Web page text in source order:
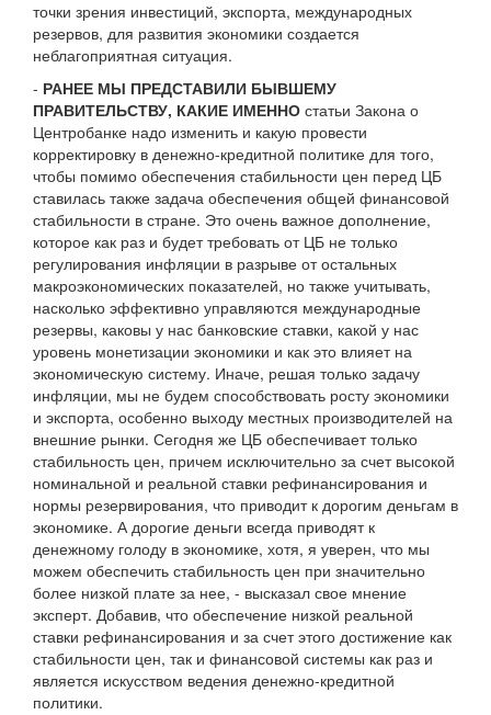
точки зрения инвестиций, экспорта, международных
резервов, для развития экономики создается
неблагоприятная ситуация.
- РАНЕЕ МЫ ПРЕДСТАВИЛИ БЫВШЕМУ
ПРАВИТЕЛЬСТВУ, КАКИЕ ИМЕННО статьи Закона о
Центробанке надо изменить и какую провести
корректировку в денежно-кредитной политике для того,
чтобы помимо обеспечения стабильности цен перед ЦБ
ставилась также задача обеспечения общей финансовой
стабильности в стране. Это очень важное дополнение,
которое как раз и будет требовать от ЦБ не только
регулирования инфляции в разрыве от остальных
макроэкономических показателей, но также учитывать,
насколько эффективно управляются международные
резервы, каковы у нас банковские ставки, какой у нас
уровень монетизации экономики и как это влияет на
экономическую систему. Иначе, решая только задачу
инфляции, мы не будем способствовать росту экономики
и экспорта, особенно выходу местных производителей на
внешние рынки. Сегодня же ЦБ обеспечивает только
стабильность цен, причем исключительно за счет высокой
номинальной и реальной ставки рефинансирования и
нормы резервирования, что приводит к дорогим деньгам в
экономике. А дорогие деньги всегда приводят к
денежному голоду в экономике, хотя, я уверен, что мы
можем обеспечить стабильность цен при значительно
более низкой плате за нее, - высказал свое мнение
эксперт. Добавив, что обеспечение низкой реальной
ставки рефинансирования и за счет этого достижение как
стабильности цен, так и финансовой системы как раз и
является искусством ведения денежно-кредитной
политики.